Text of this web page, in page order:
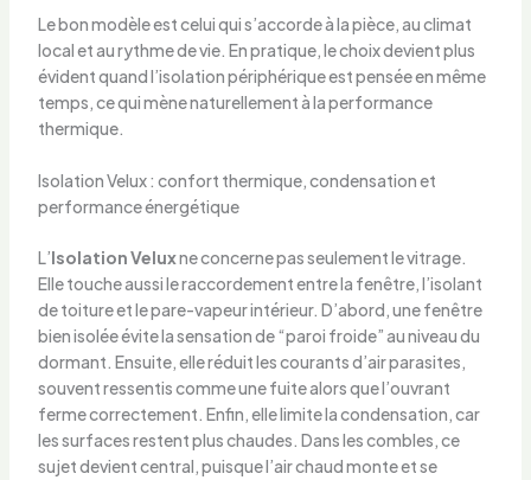
Le bon modèle est celui qui s’accorde à la pièce, au climat
local et au rythme de vie. En pratique, le choix devient plus
évident quand l’isolation périphérique est pensée en même
temps, ce qui mène naturellement à la performance
thermique.
Isolation Velux : confort thermique, condensation et
performance énergétique
L’Isolation Veluxne concerne pas seulement le vitrage.
Elle touche aussi le raccordement entre la fenêtre, l’isolant
de toiture et le pare-vapeur intérieur. D’abord, une fenêtre
bien isolée évite la sensation de “paroi froide” au niveau du
dormant. Ensuite, elle réduit les courants d’air parasites,
souvent ressentis comme une fuite alors que l’ouvrant
ferme correctement. Enfin, elle limite la condensation, car
les surfaces restent plus chaudes. Dans les combles, ce
sujet devient central, puisque l’air chaud monte et se